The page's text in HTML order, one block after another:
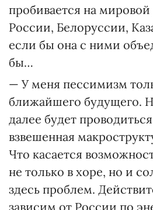
пробивается на
России, Белоруссии,
если бы она с ними
бы…
— У меня пессимизм
ближайшего будущего.
далее будет
взвешенная
Что касается
не только в хоре, но и
здесь проблем.
зависим от России по